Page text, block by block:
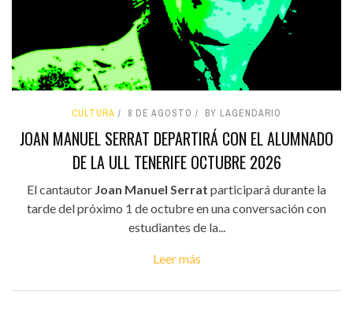
CULTURA 8 DE AGOSTO BY LAGENDARIO
JOAN MANUEL SERRAT DEPARTIRÁ CON EL ALUMNADO
DE LA ULL TENERIFE OCTUBRE 2026
El cantautor Joan Manuel Serrat participará durante la
tarde del próximo 1 de octubre en una conversación con
estudiantes de la...
Leer más